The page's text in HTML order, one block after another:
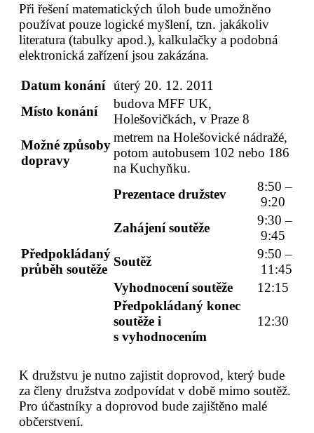
Při řešení matematických úloh bude umožněno
používat pouze logické myšlení, tzn. jakákoliv
literatura (tabulky apod.), kalkulačky a podobná
elektronická zařízení jsou zakázána.
Datum konání úterý 20. 12. 2011
Místo konání
budova MFF UK,
Holešovičkách, v Praze 8
Možné způsoby
dopravy
metrem na Holešovické nádražé,
potom autobusem 102 nebo 186
na Kuchyňku.
Předpokládaný
průběh soutěže
Prezentace družstev
8:50 –
9:20
Zahájení soutěže
9:30 –
9:45
Soutěž
9:50 –
11:45
Vyhodnocení soutěže
12:15
Předpokládaný konec
soutěže i
s vyhodnocením
12:30
K družstvu je nutno zajistit doprovod, který bude
za členy družstva zodpovídat v době mimo soutěž.
Pro účastníky a doprovod bude zajištěno malé
občerstvení.